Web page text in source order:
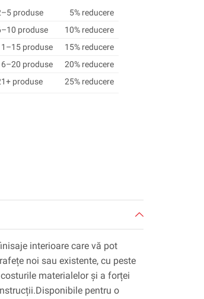
produse
5% reducere
produse
10% reducere
produse
15% reducere
produse
20% reducere
produse
25% reducere
interioare care vă pot
noi sau existente, cu peste
materialelor și a forței
pentru o